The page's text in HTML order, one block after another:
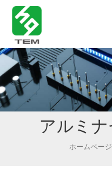
アルミ
ホームページ